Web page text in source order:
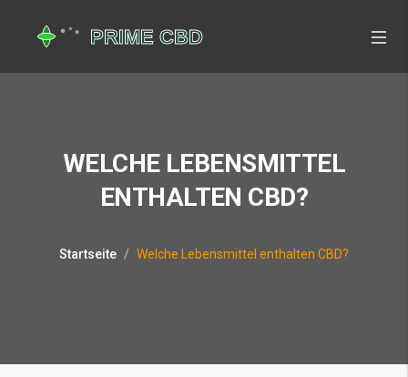
WELCHE LEBENSMITTEL
ENTHALTEN CBD?
Startseite Welche Lebensmittel enthalten CBD?